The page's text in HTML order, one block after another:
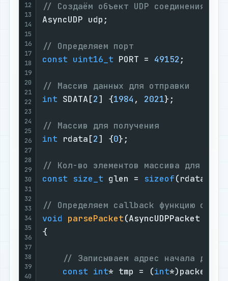
12
13
14
15
16
17
18
19
20
21
22
23
24
25
26
27
28
29
30
31
32
33
34
35
36
37
38
39
40
// Создаём объект UDP соединения
AsyncUDP udp;
// Определяем порт
const uint16_t PORT = 49152 ;
// Массив данных для отправки
int SDATA[2] {1984 , 2021};
// Массив для получения
int rdata[2] {0};
// Кол-во элементов массива для
const size_t glen = sizeof(rdata) /
// Определяем callback функцию
void parsePacket(AsyncUDPPacket
{
// Записываем адрес начала
const int* tmp = (int*)packet.